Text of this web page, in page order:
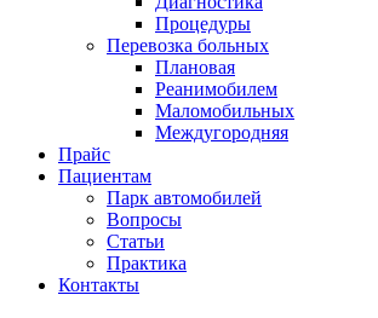
Процедуры
Перевозка больных
Плановая
Реанимобилем
Маломобильных
Междугородняя
Прайс
Пациентам
Парк автомобилей
Вопросы
Статьи
Практика
Контакты